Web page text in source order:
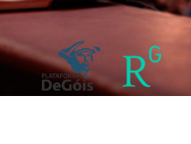
sobre a ética do cuidado) -